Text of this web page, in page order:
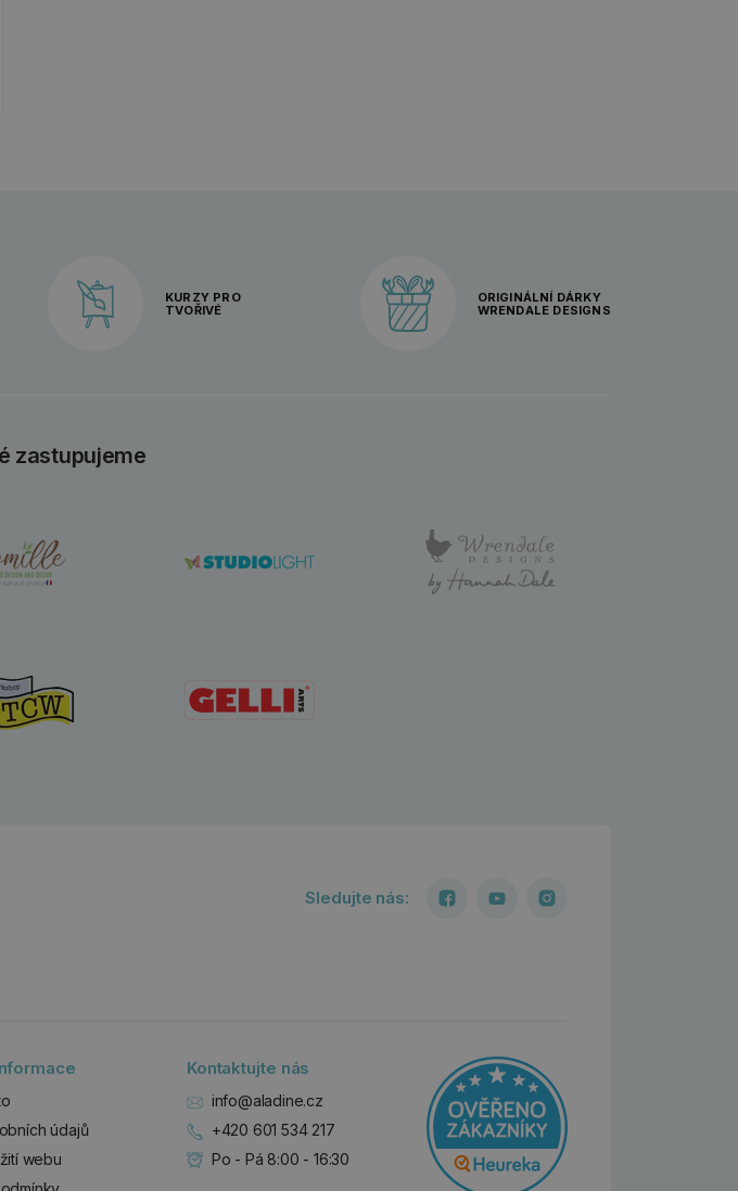
KURZY PRO
TVOŘIVÉ
ORIGINÁLNÍ DÁRKY
WRENDALE DESIGNS
zastupujeme
Sledujte nás:
údajů
webu
Kontaktujte nás
info@aladine.cz
+420 601 534 217
Po - Pá 8:00 - 16:30